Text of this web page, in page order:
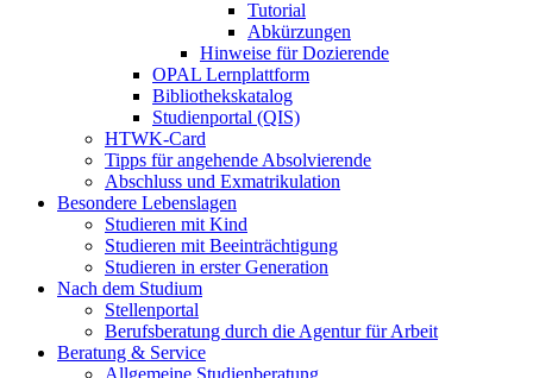
Tutorial
Abkürzungen
Hinweise für Dozierende
OPAL Lernplattform
Bibliothekskatalog
Studienportal (QIS)
HTWK-Card
Tipps für angehende Absolvierende
Abschluss und Exmatrikulation
Besondere Lebenslagen
Studieren mit Kind
Studieren mit Beeinträchtigung
Studieren in erster Generation
Nach dem Studium
Stellenportal
Berufsberatung durch die Agentur für Arbeit
Beratung & Service